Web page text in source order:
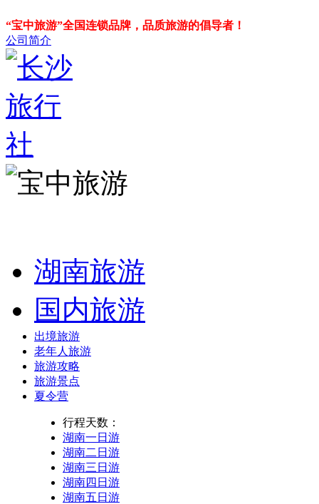
“宝中旅游”全国连锁品牌，品质旅游的倡导者！
公司简介
湖南旅游
国内旅游
出境旅游
老年人旅游
旅游攻略
旅游景点
夏令营
行程天数：
湖南一日游
湖南二日游
湖南三日游
湖南四日游
湖南五日游